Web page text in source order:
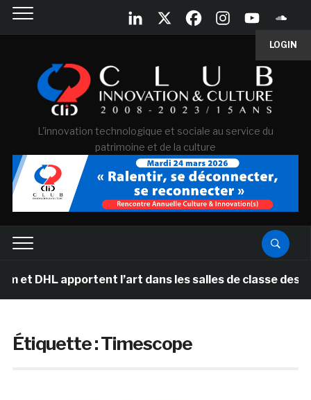
LOGIN
L'innovation technologique et sociale au service du
patrimoine et de la culture
apportent l’art dans les salles de classe des écoles
Étiquette :Timescope